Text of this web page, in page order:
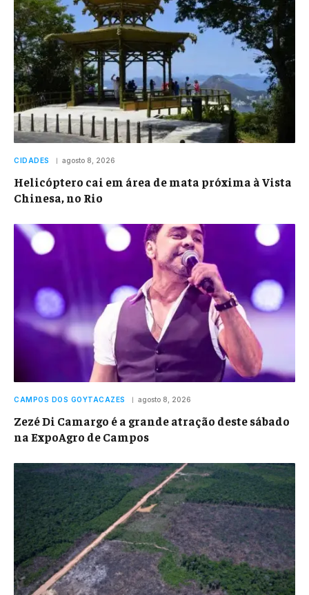
CIDADES agosto 8, 2026
Helicóptero cai em área de mata próxima à Vista
Chinesa, no Rio
CAMPOS DOS GOYTACAZES agosto 8, 2026
Zezé Di Camargo é a grande atração deste sábado
na ExpoAgro de Campos